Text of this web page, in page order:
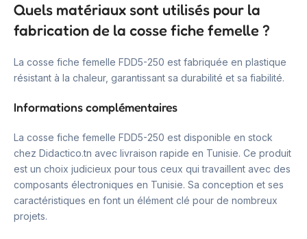
Quels matériaux sont utilisés pour la
fabrication de la cosse fiche femelle ?
La cosse fiche femelle FDD5-250 est fabriquée en plastique
résistant à la chaleur, garantissant sa durabilité et sa fiabilité.
Informations complémentaires
La cosse fiche femelle FDD5-250 est disponible en stock
chez Didactico.tn avec livraison rapide en Tunisie. Ce produit
est un choix judicieux pour tous ceux qui travaillent avec des
composants électroniques en Tunisie. Sa conception et ses
caractéristiques en font un élément clé pour de nombreux
projets.